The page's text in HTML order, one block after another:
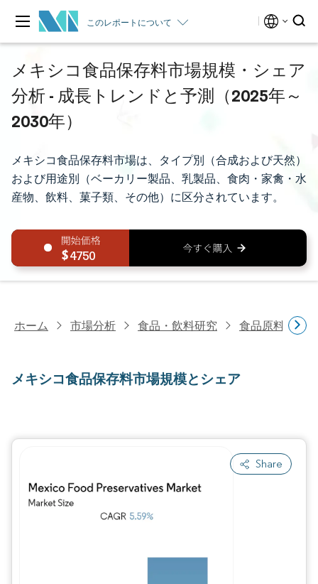
このレポートについて
メキシコ食品保存料市場規模・シェア
分析 - 成長トレンドと予測（2025年～
2030年）
メキシコ食品保存料市場は、タイプ別（合成および天然）
および用途別（ベーカリー製品、乳製品、食肉・家禽・水
産物、飲料、菓子類、その他）に区分されています。
4750
ホーム 市場分析 食品・飲料研究 食品原料・食
メキシコ食品保存料市場規模とシェア
Share